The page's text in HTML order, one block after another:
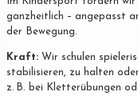
ganzheitlich – angepasst
der Bewegung.
Kraft: Wir schulen
stabilisieren, zu halten
z. B. bei Kletterübungen